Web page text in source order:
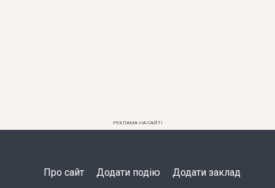
РЕКЛАМА НА САЙТІ
Про сайт Додати подію Додати заклад